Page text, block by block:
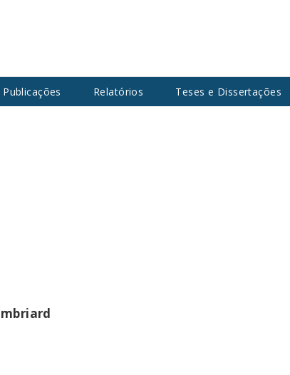
Publicações Relatórios Teses e Dissertações